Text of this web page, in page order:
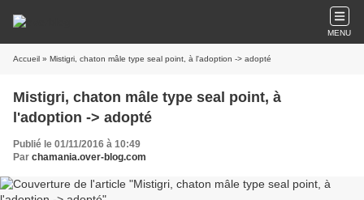
MENU
Accueil » Mistigri, chaton mâle type seal point, à l'adoption -> adopté
Mistigri, chaton mâle type seal point, à
l'adoption -> adopté
Publié le 01/11/2016 à 10:49
Par chamania.over-blog.com